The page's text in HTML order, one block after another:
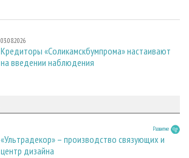
03.08.2026
Кредиторы «Соликамскбумпрома» настаивают
на введении наблюдения
Развитие
«Ультрадекор» – производство связующих и
центр дизайна